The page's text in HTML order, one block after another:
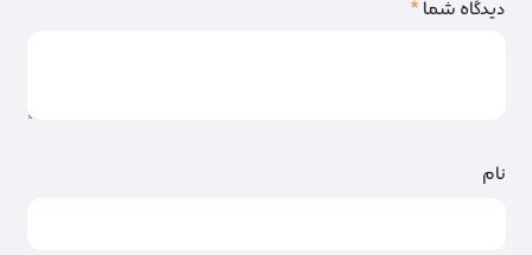
دیدگاه شما*
نام